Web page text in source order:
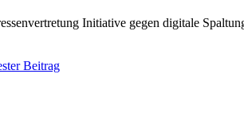
Initiative gegen digitale